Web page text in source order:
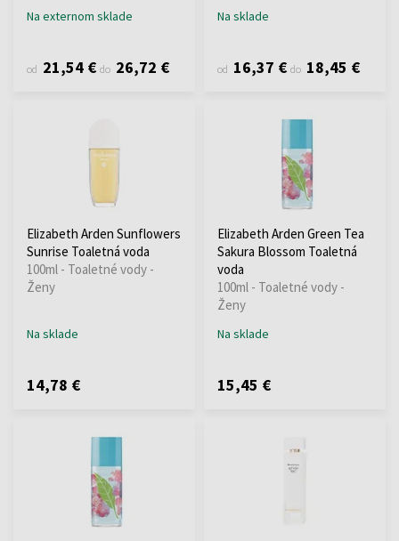
Na externom sklade
od 21,54 € do 26,72 €
Na sklade
od 16,37 € do 18,45 €
Elizabeth Arden Sunflowers
Sunrise Toaletná voda
100ml - Toaletné vody -
Ženy
Na sklade
14,78 €
Elizabeth Arden Green Tea
Sakura Blossom Toaletná
voda
100ml - Toaletné vody -
Ženy
Na sklade
15,45 €